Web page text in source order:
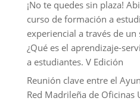
¡No te quedes sin plaza!
curso de formación a
experiencial a través de
¿Qué es el aprendizaje-
a estudiantes. V Edición
Reunión clave entre el
Red Madrileña de Oficinas